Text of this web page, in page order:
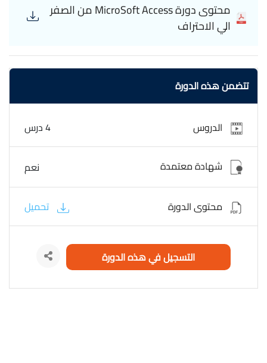
محتوى دورة MicroSoft Access من الصفر
الي الاحتراف
تتضمن هذه الدورة
الدروس 4 درس
شهادة معتمدة نعم
محتوى الدورة تحميل
التسجيل في هذه الدورة